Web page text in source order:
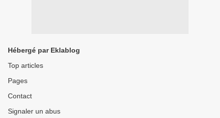
Hébergé par Eklablog
Top articles
Pages
Contact
Signaler un abus